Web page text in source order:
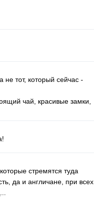
тот, который сейчас -
чай, красивые замки,
стремятся туда
да и англичане, при всех